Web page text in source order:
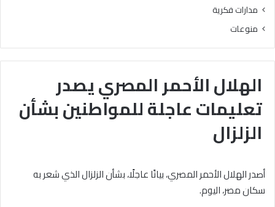
الهلال الأحمر المصري يصدر
تعليمات عاجلة للمواطنين بشأن
الزلزال
أصدر الهلال الأحمر المصري، بيانًا عاجلًا، بشأن الزلزال الذي شعر به
سكان مصر، اليوم.
مدارات فكرية
منوعات